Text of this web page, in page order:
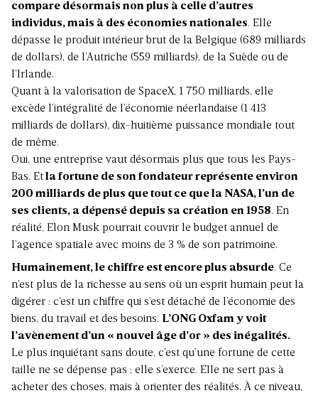
compare désormais non plus à celle d’autres
individus, mais à des économies nationales. Elle
dépasse le produit intérieur brut de la Belgique (689 milliards
de dollars), de l’Autriche (559 milliards), de la Suède ou de
l’Irlande.
Quant à la valorisation de SpaceX, 1 750 milliards, elle
excède l’intégralité de l’économie néerlandaise (1 413
milliards de dollars), dix-huitième puissance mondiale tout
de même.
Oui, une entreprise vaut désormais plus que tous les Pays-
Bas. Etla fortune de son fondateur représente environ
200 milliards de plus que tout ce que la NASA, l’un de
ses clients, a dépensé depuis sa création en 1958. En
réalité, Elon Musk pourrait couvrir le budget annuel de
l’agence spatiale avec moins de 3 % de son patrimoine.
Humainement, le chiffre est encore plus absurde. Ce
n’est plus de la richesse au sens où un esprit humain peut la
digérer : c’est un chiffre qui s’est détaché de l’économie des
biens, du travail et des besoins. L’ONG Oxfam y voit
l’avènement d’un « nouvel âge d’or » des inégalités.
Le plus inquiétant sans doute, c’est qu’une fortune de cette
taille ne se dépense pas ; elle s’exerce. Elle ne sert pas à
acheter des choses, mais à orienter des réalités. À ce niveau,